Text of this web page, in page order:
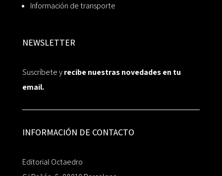
Información de transporte
NEWSLETTER
Suscríbete yrecibe nuestras novedades en tu
email.
INFORMACIÓN DE CONTACTO
Editorial Octaedro